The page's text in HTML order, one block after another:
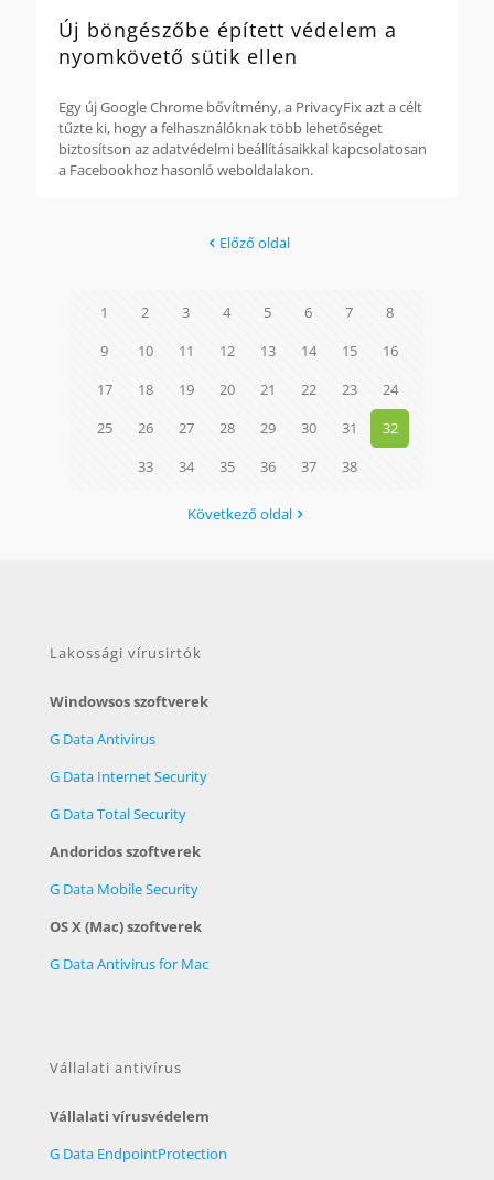
Új böngészőbe épített védelem a
nyomkövető sütik ellen
Egy új Google Chrome bővítmény, a PrivacyFix azt a célt
tűzte ki, hogy a felhasználóknak több lehetőséget
biztosítson az adatvédelmi beállításaikkal kapcsolatosan
a Facebookhoz hasonló weboldalakon.
Előző oldal
1 2 3 4 5 6 7
8
9
10 11 12 13 14 15
16
17
18 19 20 21 22 23
24
25
26 27 28 29 30 31
32
33
34 35 36 37 38
Következő oldal
Lakossági vírusirtók
Windowsos szoftverek
G Data Antivirus
G Data Internet Security
G Data Total Security
Andoridos szoftverek
G Data Mobile Security
OS X (Mac) szoftverek
G Data Antivirus for Mac
Vállalati antivírus
Vállalati vírusvédelem
G Data EndpointProtection